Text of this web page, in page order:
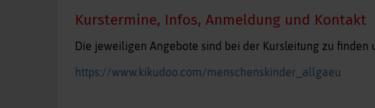
Kurstermine, Infos, Anmeldung und Kontakt
Die jeweiligen Angebote sind bei der Kursleitung zu finden
https://www.kikudoo.com/menschenskinder_allgaeu